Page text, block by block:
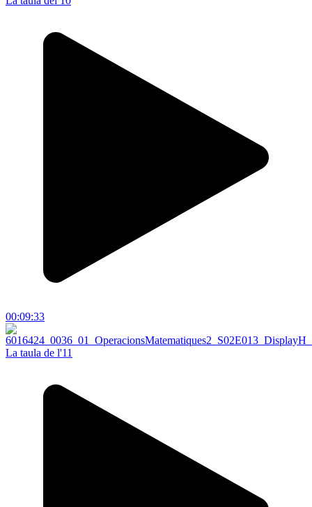
00:09:33
La taula de l'11